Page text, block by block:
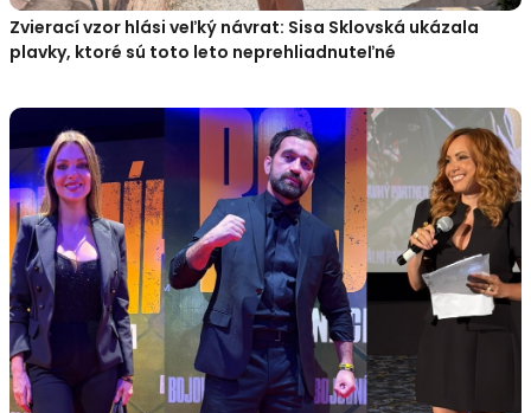
Zvierací vzor hlási veľký návrat: Sisa Sklovská ukázala
plavky, ktoré sú toto leto neprehliadnuteľné